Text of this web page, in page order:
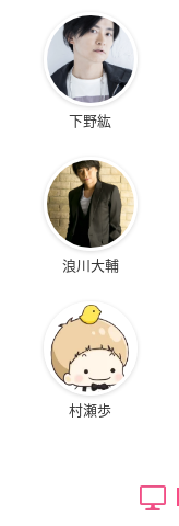
下野紘
浪川大輔
村瀬歩